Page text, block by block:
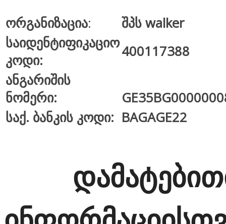
ორგანიზაცია:
შპს walker
საიდენტიფიკაციო
კოდი:
400117388
ანგარიშის
ნომერი:
საქ. ბანკის კოდი: BAGAGE22